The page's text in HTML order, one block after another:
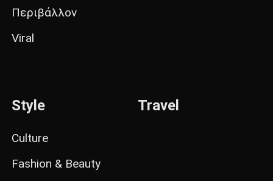
Περιβάλλον
Viral
Style
Culture
Fashion & Beauty
Travel